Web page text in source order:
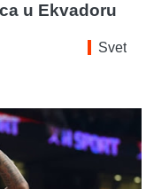
u Ekvadoru
Svet